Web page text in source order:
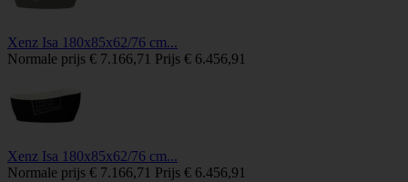
Xenz Isa 180x85x62/76 cm...
Normale prijs € 7.166,71 Prijs € 6.456,91
Xenz Isa 180x85x62/76 cm...
Normale prijs € 7.166,71 Prijs € 6.456,91